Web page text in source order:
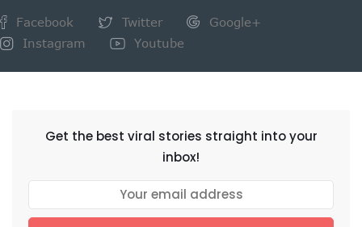
Facebook Twitter
Google+
Instagram
Youtube
Get the best viral stories straight into your
inbox!